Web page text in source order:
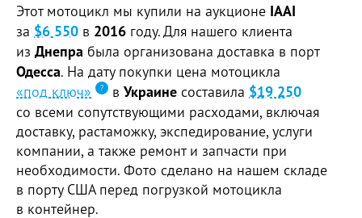
Этот мотоцикл мы купили на аукционе IAAI
за $6 550 в 2016 году. Для нашего клиента
из Днепра была организована доставка в порт
Одесса. На дату покупки цена мотоцикла
«под ключ»
в Украине составила $19 250
со всеми сопутствующими расходами, включая
доставку, растаможку, экспедирование, услуги
компании, а также ремонт и запчасти при
необходимости. Фото сделано на нашем складе
в порту США перед погрузкой мотоцикла
в контейнер.